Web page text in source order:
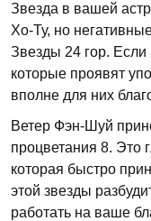
Звезда в вашей
Хо-Ту, но
Звезды 24 гор. Если
которые проявят
вполне для них
Ветер Фэн-Шуй
процветания 8. Это
которая быстро
этой звезды
работать на ваше